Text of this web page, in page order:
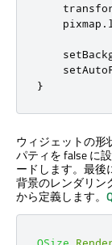
    pixmap
.
}
ウィジェットの形
パティを false に
ードします。最後
背景のレンダリン
から定義します。
QSize